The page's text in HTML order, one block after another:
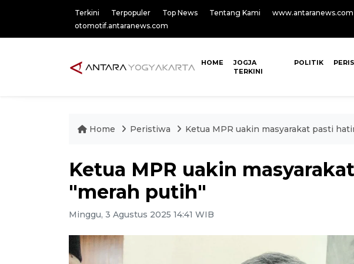
Terkini Terpopuler Top News Tentang Kami www.antaranews.com
otomotif.antaranews.com
HOME
JOGJA
TERKINI
POLITIK
Home Peristiwa Ketua MPR uakin masyarakat pasti
Ketua MPR uakin
"merah putih"
Minggu, 3 Agustus 2025 14:41 WIB